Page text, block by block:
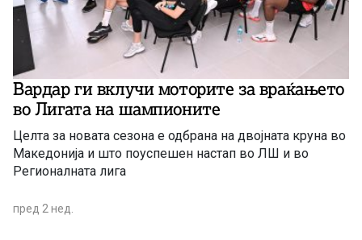
Вардар ги вклучи моторите за враќањето
во Лигата на шампионите
Целта за новата сезона е одбрана на двојната круна во
Македонија и што поуспешен настап во ЛШ и во
Регионалната лига
пред 2 нед.